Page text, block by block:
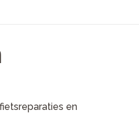
en